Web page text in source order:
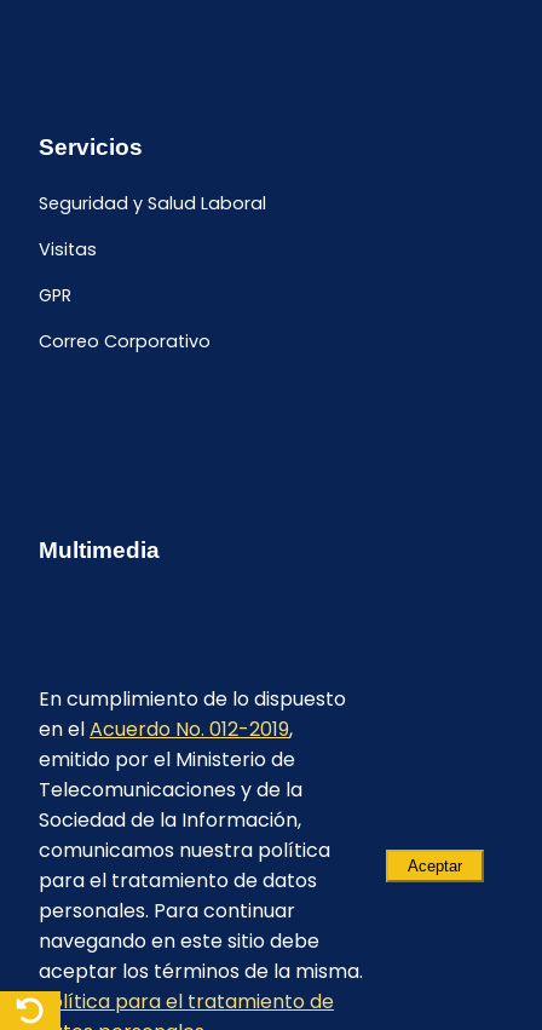
Servicios
Seguridad y Salud Laboral
Visitas
GPR
Correo Corporativo
Multimedia
© 2023 - CELEC EP - Todos los derechos
En cumplimiento de lo dispuesto
en elAcuerdo No. 012-2019,
emitido por el Ministerio de
Telecomunicaciones y de la
Sociedad de la Información,
comunicamos nuestra política
para el tratamiento de datos
personales. Para continuar
navegando en este sitio debe
aceptar los términos de la misma.
Política para el tratamiento de
Aceptar